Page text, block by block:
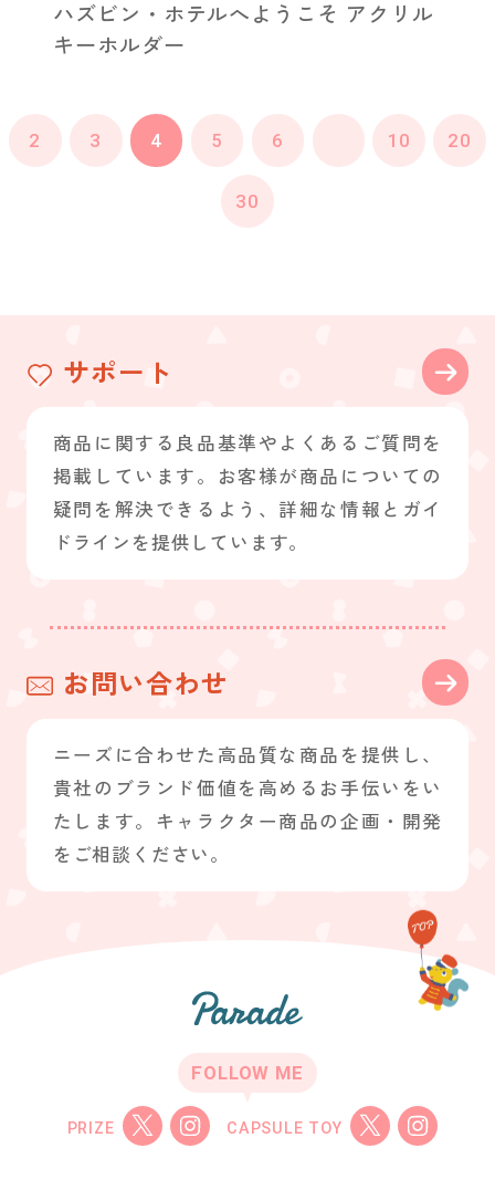
ハズビン・ホテルへようこそ アクリル
キーホルダー
2 3 4 5 6 10 20
30
サポート
商品に関する良品基準やよくあるご質問を
掲載しています。お客様が商品についての
疑問を解決できるよう、詳細な情報とガイ
ドラインを提供しています。
お問い合わせ
ニーズに合わせた高品質な商品を提供し、
貴社のブランド価値を高めるお手伝いをい
たします。キャラクター商品の企画・開発
をご相談ください。
FOLLOW ME
PRIZE CAPSULE TOY